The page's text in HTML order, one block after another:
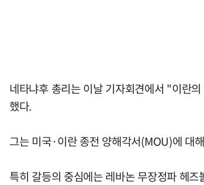
네타냐후 총리는 이날 기자회견에서 "이란
했다.
그는 미국·이란 종전 양해각서(MOU)에 대
특히 갈등의 중심에는 레바논 무장정파 헤